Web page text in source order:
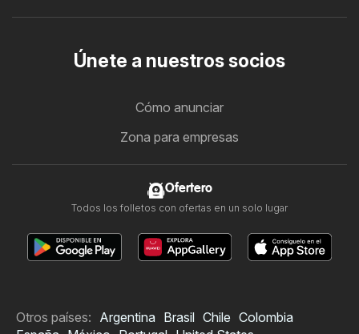
Únete a nuestros socios
Cómo anunciar
Zona para empresas
Ofertero
Todos los folletos con ofertas en un solo lugar
Otros países: Argentina Brasil Chile Colombia